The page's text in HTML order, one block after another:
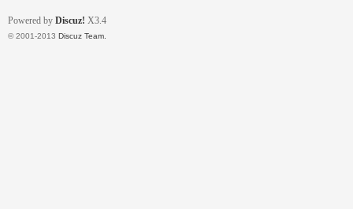
交
Powered by Discuz! X3.4
© 2001-2013 Discuz Team.